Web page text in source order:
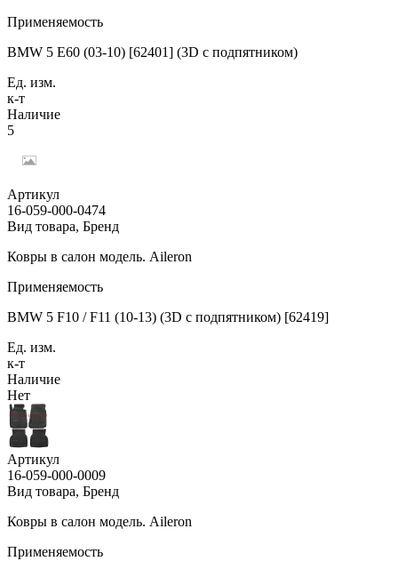
Применяемость
BMW 5 E60 (03-10) [62401] (3D с подпятником)
Ед. изм.
к-т
Наличие
5
Артикул
16-059-000-0474
Вид товара, Бренд
Ковры в салон модель. Aileron
Применяемость
BMW 5 F10 / F11 (10-13) (3D с подпятником) [62419]
Ед. изм.
к-т
Наличие
Нет
Артикул
16-059-000-0009
Вид товара, Бренд
Ковры в салон модель. Aileron
Применяемость